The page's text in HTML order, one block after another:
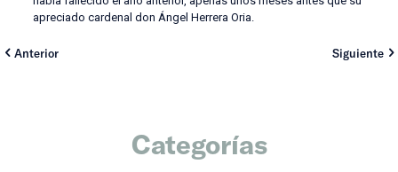
apreciado cardenal don Ángel Herrera Oria.
Anterior Siguiente
Categorías